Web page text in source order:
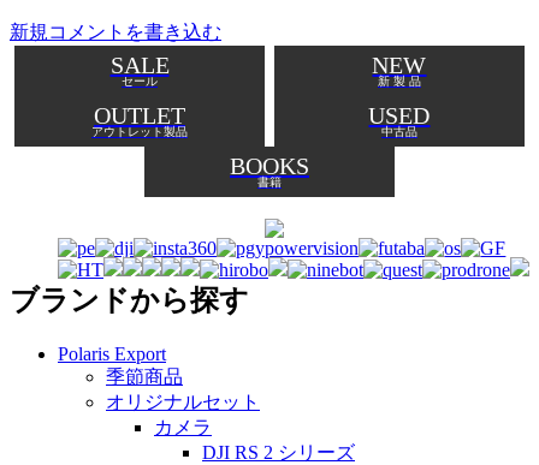
新規コメントを書き込む
SALE
セール
NEW
新 製 品
OUTLET
アウトレット製品
USED
中古品
BOOKS
書籍
ブランドから探す
Polaris Export
季節商品
オリジナルセット
カメラ
DJI RS 2 シリーズ